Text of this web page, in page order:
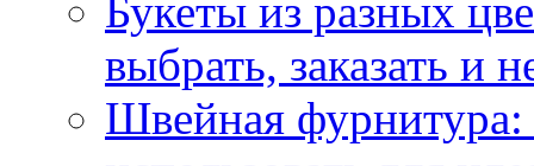
Букеты из разных
выбрать, заказать и
Швейная фурнитура: